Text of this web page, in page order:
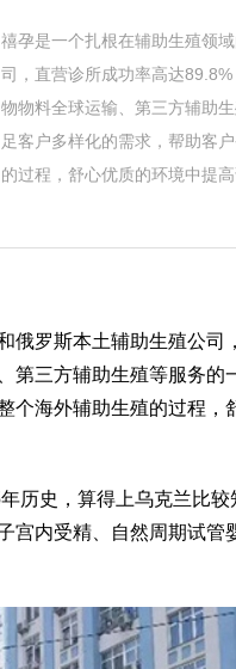
禧孕是一个扎根在辅助生殖领
司，直营诊所成功率高达
物物料全球运输、第三方辅助
足客户多样化的需求，帮助客
的过程，舒心优质的环境中提
俄罗斯本土辅助生殖公司
第三方辅助生殖等服务的
个海外辅助生殖的过程，
历史，算得上乌克兰比
内受精、自然周期试管